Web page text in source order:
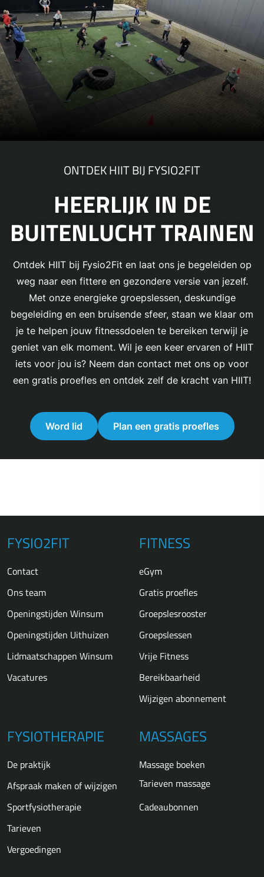
ONTDEK HIIT BIJ FYSIO2FIT
HEERLIJK IN DE
BUITENLUCHT TRAINEN
Ontdek HIIT bij Fysio2Fit en laat ons je begeleiden op
weg naar een fittere en gezondere versie van jezelf.
Met onze energieke groepslessen, deskundige
begeleiding en een bruisende sfeer, staan we klaar om
je te helpen jouw fitnessdoelen te bereiken terwijl je
geniet van elk moment. Wil je een keer ervaren of HIIT
iets voor jou is? Neem dan contact met ons op voor
een gratis proefles en ontdek zelf de kracht van HIIT!
Word lid Plan een gratis proefles
FYSIO2FIT
Contact
Ons team
Openingstijden Winsum
Openingstijden Uithuizen
Lidmaatschappen Winsum
Vacatures
FITNESS
eGym
Gratis proefles
Groepslesrooster
Groepslessen
Vrije Fitness
Bereikbaarheid
Wijzigen abonnement
FYSIOTHERAPIE
De praktijk
Afspraak maken of wijzigen
Sportfysiotherapie
Tarieven
Vergoedingen
MASSAGES
Massage boeken
Tarieven massage
Cadeaubonnen